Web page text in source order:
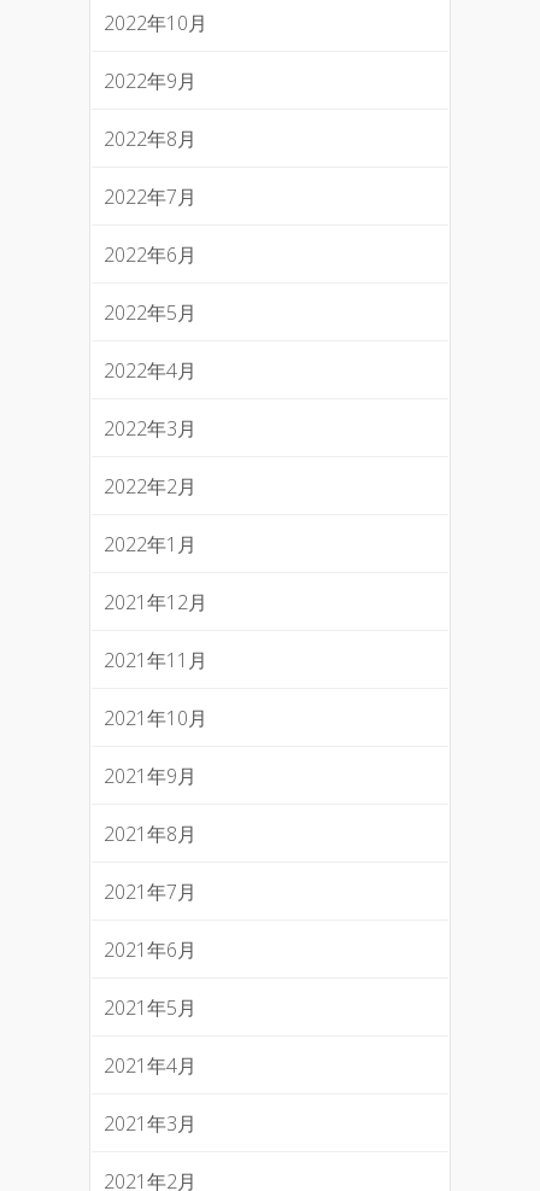
2022年10月
2022年9月
2022年8月
2022年7月
2022年6月
2022年5月
2022年4月
2022年3月
2022年2月
2022年1月
2021年12月
2021年11月
2021年10月
2021年9月
2021年8月
2021年7月
2021年6月
2021年5月
2021年4月
2021年3月
2021年2月